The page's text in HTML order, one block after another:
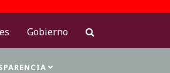
Gobierno